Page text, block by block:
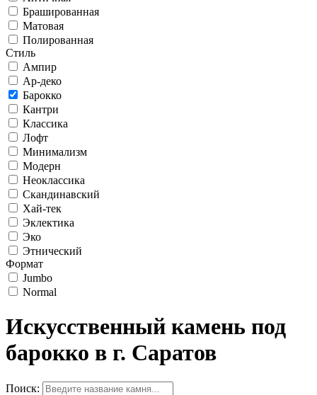
Брашированная
Матовая
Полированная
Стиль
Ампир
Ар-деко
Барокко
Кантри
Классика
Лофт
Минимализм
Модерн
Неоклассика
Скандинавский
Хай-тек
Эклектика
Эко
Этнический
Формат
Jumbo
Normal
Искусственный камень под
барокко в г. Саратов
Поиск: